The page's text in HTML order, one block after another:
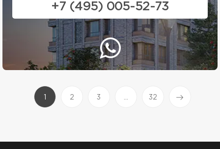
+7 (495) 005-52-73
(current)
2 3 32